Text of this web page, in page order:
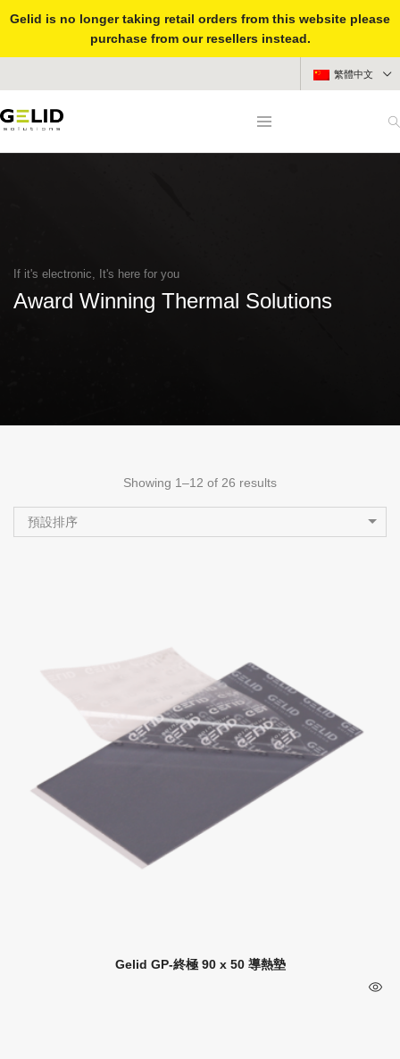
Gelid is no longer taking retail orders from this website please
purchase from our resellers instead.
繁體中文
If it's electronic, It's here for you
Award Winning Thermal Solutions
Showing 1–12 of 26 results
預設排序
Gelid GP-終極 90 x 50 導熱墊